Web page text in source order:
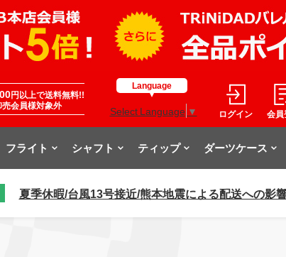
円以上で送料無料!!
会員様対象外
Language
Select Language ▼ ログイン 会
フライト シャフト ティップ ダーツケース
夏季休暇/台風13号接近/熊本地震による配送への影